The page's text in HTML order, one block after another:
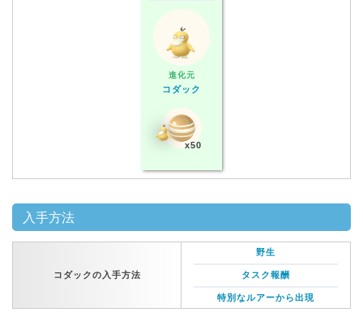
進化元
コダック
x50
入手方法
コダックの入手方法
野生
タスク報酬
特別なルアーから出現